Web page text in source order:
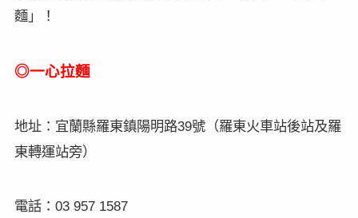
麵」！
◎一心拉麵
地址：宜蘭縣羅東鎮陽明路39號（羅東火車站後站及羅
東轉運站旁）
電話： 03 957 1587